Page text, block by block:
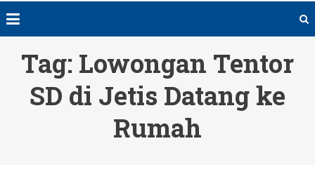
Tag: Lowongan Tentor
SD di Jetis Datang ke
Rumah